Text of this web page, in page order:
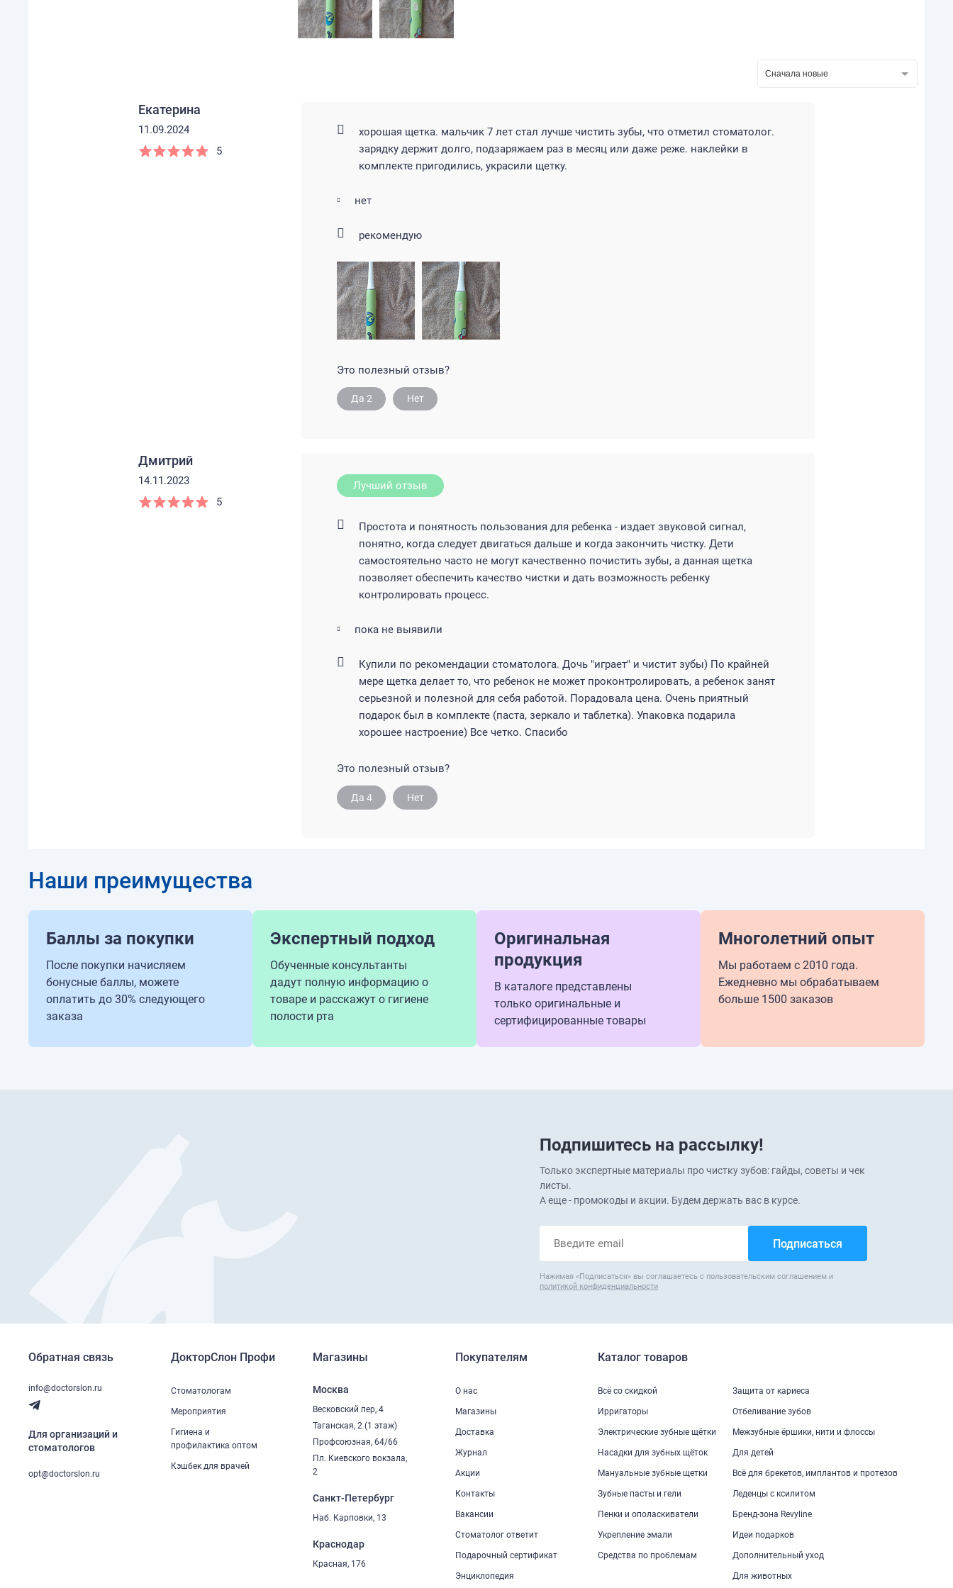
Сначала новые
Екатерина
11.09.2024
5
хорошая щетка. мальчик 7 лет стал лучше чистить зубы, что отметил стоматолог.
зарядку держит долго, подзаряжаем раз в месяц или даже реже. наклейки в
комплекте пригодились, украсили щетку.
нет
рекомендую
Это полезный отзыв?
Да 2 Нет
Дмитрий
14.11.2023
5
Лучший отзыв
Простота и понятность пользования для ребенка - издает звуковой сигнал,
понятно, когда следует двигаться дальше и когда закончить чистку. Дети
самостоятельно часто не могут качественно почистить зубы, а данная щетка
позволяет обеспечить качество чистки и дать возможность ребенку
контролировать процесс.
пока не выявили
Купили по рекомендации стоматолога. Дочь "играет" и чистит зубы) По крайней
мере щетка делает то, что ребенок не может проконтролировать, а ребенок занят
серьезной и полезной для себя работой. Порадовала цена. Очень приятный
подарок был в комплекте (паста, зеркало и таблетка). Упаковка подарила
хорошее настроение) Все четко. Спасибо
Это полезный отзыв?
Да 4 Нет
Наши преимущества
Баллы за покупки
После покупки начисляем
бонусные баллы, можете
оплатить до 30% следующего
заказа
Экспертный подход
Обученные консультанты
дадут полную информацию о
товаре и расскажут о гигиене
полости рта
Оригинальная
продукция
В каталоге представлены
только оригинальные и
сертифицированные товары
Многолетний опыт
Мы работаем с 2010 года.
Ежедневно мы обрабатываем
больше 1500 заказов
Подпишитесь на рассылку!
Только экспертные материалы про чистку зубов: гайды, советы и чек
листы.
А еще - промокоды и акции. Будем держать вас в курсе.
Нажимая «Подписаться» вы соглашаетесь с пользовательским соглашением и
политикой конфиденциальности
Обратная связь
info@doctorslon.ru
Для организаций и
стоматологов
opt@doctorslon.ru
ДокторСлон Профи
Стоматологам
Мероприятия
Гигиена и
профилактика оптом
Кэшбек для врачей
Магазины
Москва
Весковский пер, 4
Таганская, 2 (1 этаж)
Профсоюзная, 64/66
Пл. Киевского вокзала,
2
Санкт-Петербург
Наб. Карповки, 13
Краснодар
Красная, 176
Покупателям
О нас
Магазины
Доставка
Журнал
Акции
Контакты
Вакансии
Стоматолог ответит
Подарочный сертификат
Энциклопедия
Каталог товаров
Всё со скидкой
Ирригаторы
Электрические зубные щётки
Насадки для зубных щёток
Мануальные зубные щетки
Зубные пасты и гели
Пенки и ополаскиватели
Укрепление эмали
Средства по проблемам
Защита от кариеса
Отбеливание зубов
Межзубные ёршики, нити и флоссы
Для детей
Всё для брекетов, имплантов и протезов
Леденцы с ксилитом
Бренд-зона Revyline
Идеи подарков
Дополнительный уход
Для животных